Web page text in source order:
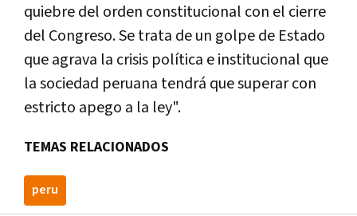
quiebre del orden constitucional con el cierre
del Congreso. Se trata de un golpe de Estado
que agrava la crisis política e institucional que
la sociedad peruana tendrá que superar con
estricto apego a la ley".
TEMAS RELACIONADOS
peru